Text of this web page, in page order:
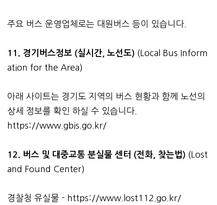
주요 버스 운영업체로는 대원버스 등이 있습니다.
11. 경기버스정보 (실시간, 노선도) (Local Bus Inform
ation for the Area)
아래 사이트는 경기도 지역의 버스 현황과 함께 노선의
상세 정보를 확인 하실 수 있습니다.
https://www.gbis.go.kr/
12. 버스 및 대중교통 분실물 센터 (전화, 찾는법) (Lost
and Found Center)
경찰청 유실물 - https://www.lost112.go.kr/